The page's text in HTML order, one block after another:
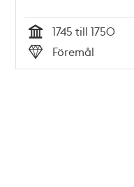
Tid
1745 till 1750
Typ
Föremål